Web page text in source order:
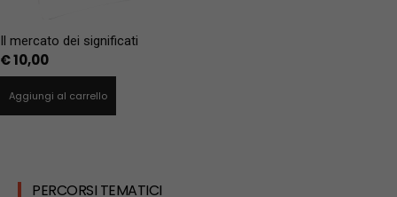
Il mercato dei significati
€10,00
Aggiungi al carrello
PERCORSI TEMATICI